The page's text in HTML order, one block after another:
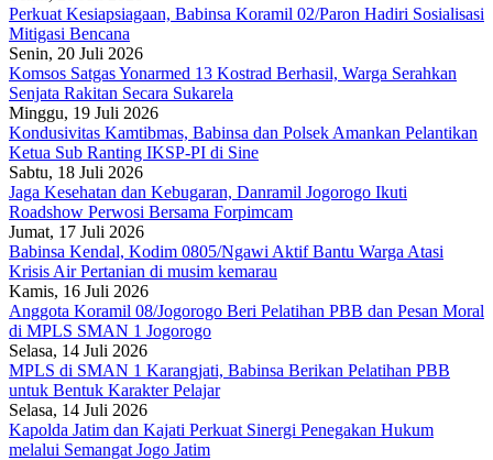
Perkuat Kesiapsiagaan, Babinsa Koramil 02/Paron Hadiri Sosialisasi
Mitigasi Bencana
Senin, 20 Juli 2026
Komsos Satgas Yonarmed 13 Kostrad Berhasil, Warga Serahkan
Senjata Rakitan Secara Sukarela
Minggu, 19 Juli 2026
Kondusivitas Kamtibmas, Babinsa dan Polsek Amankan Pelantikan
Ketua Sub Ranting IKSP-PI di Sine
Sabtu, 18 Juli 2026
Jaga Kesehatan dan Kebugaran, Danramil Jogorogo Ikuti
Roadshow Perwosi Bersama Forpimcam
Jumat, 17 Juli 2026
Babinsa Kendal, Kodim 0805/Ngawi Aktif Bantu Warga Atasi
Krisis Air Pertanian di musim kemarau
Kamis, 16 Juli 2026
Anggota Koramil 08/Jogorogo Beri Pelatihan PBB dan Pesan Moral
di MPLS SMAN 1 Jogorogo
Selasa, 14 Juli 2026
MPLS di SMAN 1 Karangjati, Babinsa Berikan Pelatihan PBB
untuk Bentuk Karakter Pelajar
Selasa, 14 Juli 2026
Kapolda Jatim dan Kajati Perkuat Sinergi Penegakan Hukum
melalui Semangat Jogo Jatim